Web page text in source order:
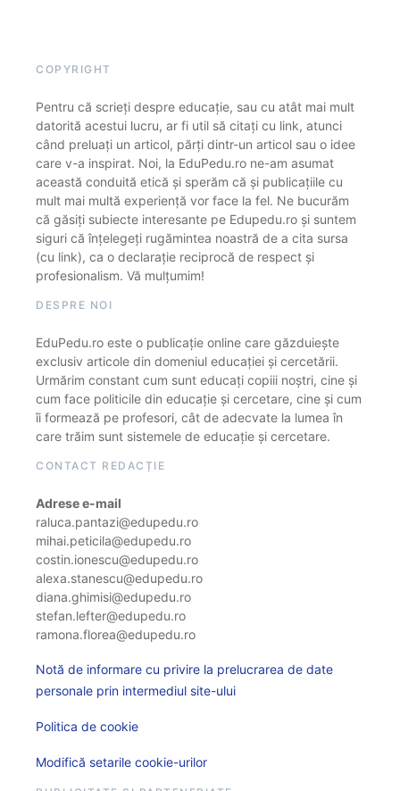
COPYRIGHT
Pentru că scrieți despre educație, sau cu atât mai mult
datorită acestui lucru, ar fi util să citați cu link, atunci
când preluați un articol, părți dintr-un articol sau o idee
care v-a inspirat. Noi, la EduPedu.ro ne-am asumat
această conduită etică și sperăm că și publicațiile cu
mult mai multă experiență vor face la fel. Ne bucurăm
că găsiți subiecte interesante pe Edupedu.ro și suntem
siguri că înțelegeți rugămintea noastră de a cita sursa
(cu link), ca o declarație reciprocă de respect și
profesionalism. Vă mulțumim!
DESPRE NOI
EduPedu.ro este o publicație online care găzduiește
exclusiv articole din domeniul educației și cercetării.
Urmărim constant cum sunt educați copiii noștri, cine și
cum face politicile din educație și cercetare, cine și cum
îi formează pe profesori, cât de adecvate la lumea în
care trăim sunt sistemele de educație și cercetare.
CONTACT REDACȚIE
Adrese e-mail
raluca.pantazi@edupedu.ro
mihai.peticila@edupedu.ro
costin.ionescu@edupedu.ro
alexa.stanescu@edupedu.ro
diana.ghimisi@edupedu.ro
stefan.lefter@edupedu.ro
ramona.florea@edupedu.ro
Notă de informare cu privire la prelucrarea de date
personale prin intermediul site-ului
Politica de cookie
Modifică setarile cookie-urilor